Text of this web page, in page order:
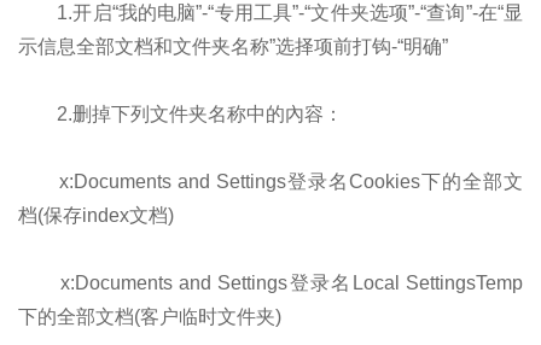
1.开启“我的电脑”-“专用工具”-“文件夹选项”-“查询”-在“显
示信息全部文档和文件夹名称”选择项前打钩-“明确”
2.删掉下列文件夹名称中的內容：
x:Documents and Settings登录名Cookies下的全部文
档(保存index文档)
x:Documents and Settings登录名Local SettingsTemp
下的全部文档(客户临时文件夹)